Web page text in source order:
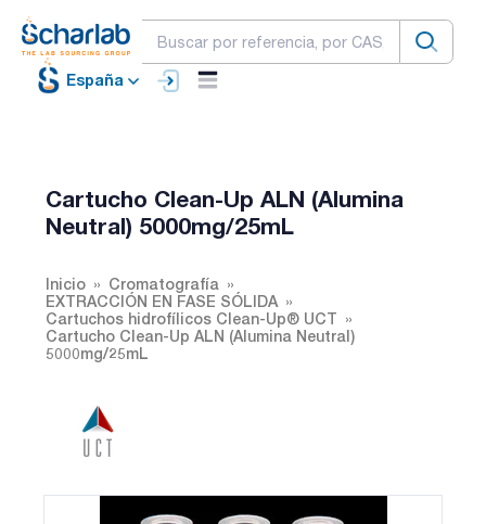
España
Cartucho Clean-Up ALN (Alumina
Neutral) 5000mg/25mL
Inicio
Cromatografía
EXTRACCIÓN EN FASE SÓLIDA
Cartuchos hidrofílicos Clean-Up® UCT
Cartucho Clean-Up ALN (Alumina Neutral)
5000mg/25mL